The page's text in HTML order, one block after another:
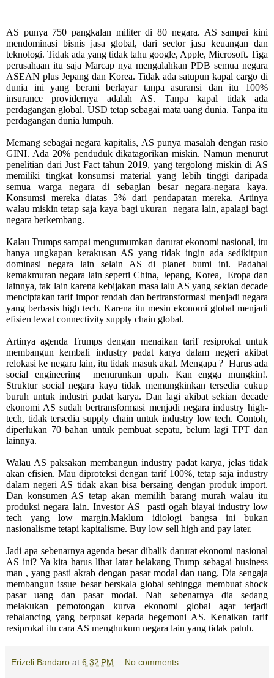
AS punya 750 pangkalan militer di 80 negara. AS sampai kini
mendominasi bisnis jasa global, dari sector jasa keuangan dan
teknologi. Tidak ada yang tidak tahu google, Apple, Microsoft. Tiga
perusahaan itu saja Marcap nya mengalahkan PDB semua negara
ASEAN plus Jepang dan Korea. Tidak ada satupun kapal cargo di
dunia ini yang berani berlayar tanpa asuransi dan itu 100%
insurance providernya adalah AS. Tanpa kapal tidak ada
perdagangan global. USD tetap sebagai mata uang dunia. Tanpa itu
perdagangan dunia lumpuh.
Memang sebagai negara kapitalis, AS punya masalah dengan rasio
GINI. Ada 20% penduduk dikatagorikan miskin. Namun menurut
penelitian dari Just Fact tahun 2019, yang tergolong miskin di AS
memiliki tingkat konsumsi material yang lebih tinggi daripada
semua warga negara di sebagian besar negara-negara kaya.
Konsumsi mereka diatas 5% dari pendapatan mereka. Artinya
walau miskin tetap saja kaya bagi ukuran
negara lain, apalagi bagi
negara berkembang.
Kalau Trumps sampai mengumumkan darurat ekonomi nasional, itu
hanya ungkapan kerakusan AS yang tidak ingin ada sedikitpun
dominasi negara lain selain AS di planet bumi ini. Padahal
kemakmuran negara lain seperti China, Jepang, Korea,
Eropa dan
lainnya, tak lain karena kebijakan masa lalu AS yang sekian decade
menciptakan tarif impor rendah dan bertransformasi menjadi negara
yang berbasis high tech. Karena itu mesin ekonomi global menjadi
efisien lewat connectivity supply chain global.
Artinya agenda Trumps dengan menaikan tarif resiprokal untuk
membangun kembali industry padat karya dalam negeri akibat
relokasi ke negara lain, itu tidak masuk akal. Mengapa ? Harus ada
social engineering
menurunkan upah. Kan engga mungkin!.
Struktur social negara kaya tidak memungkinkan tersedia cukup
buruh untuk industri padat karya. Dan lagi akibat sekian decade
ekonomi AS sudah bertransformasi menjadi negara industry high-
tech, tidak tersedia supply chain untuk industry low tech. Contoh,
diperlukan 70 bahan untuk pembuat sepatu, belum lagi TPT dan
lainnya.
Walau AS paksakan membangun industry padat karya, jelas tidak
akan efisien. Mau diproteksi dengan tarif 100%, tetap saja industry
dalam negeri AS tidak akan bisa bersaing dengan produk import.
Dan konsumen AS tetap akan memilih barang murah walau itu
produksi negara lain. Investor AS
pasti ogah biayai industry low
tech yang low margin.Maklum idiologi bangsa ini bukan
nasionalisme tetapi kapitalisme. Buy low sell high and pay later.
Jadi apa sebenarnya agenda besar dibalik darurat ekonomi nasional
AS ini? Ya kita harus lihat latar belakang Trump sebagai business
man , yang pasti akrab dengan pasar modal dan uang. Dia sengaja
membangun issue besar berskala global sehingga membuat shock
pasar uang dan pasar modal. Nah sebenarnya dia sedang
melakukan pemotongan kurva ekonomi global agar terjadi
rebalancing yang berpusat kepada hegemoni AS. Kenaikan tarif
resiprokal itu cara AS menghukum negara lain yang tidak patuh.
Erizeli Bandaro at 6:32 PM No comments: